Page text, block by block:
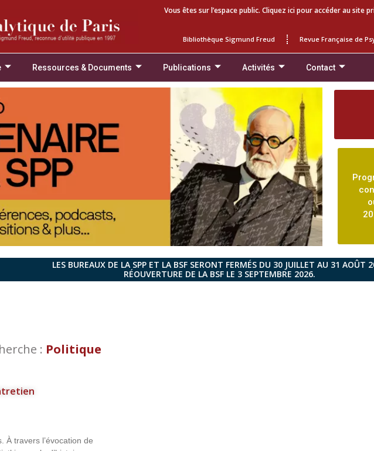
Vous êtes sur l’espace public. Cliquez ici pour accéder au site
Bibliothèque Sigmund Freud Revue Française de
Ressources & Documents Publications Activités Contact
LES BUREAUX DE LA SPP ET LA BSF SERONT FERMÉS DU 30 JUILLET AU 31 AOÛT
RÉOUVERTURE DE LA BSF LE 3 SEPTEMBRE 2026.
: Politique
À travers l’évocation de